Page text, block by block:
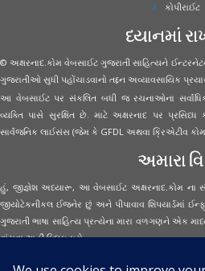
કોપીરાઈટ
ધ્યાનમાં
© અક્ષરનાદ.કોમ વેબસાઈટ ગુજરાતી સાહિત્યને
ગુજરાતીઓ સુધી પહોંચાડવાનો તદ્દન અવ્યાવસાયિક
આ વેબસાઈટ પર સંકલિત બધી જ રચનાઓના
વ્યક્તિ પાસે સુરક્ષિત છે. માટે અક્ષરનાદ પર
સાર્વજનિક લાઈસંસ (જેમ કે GFDL અથવા ક્રિએટીવ
અમારા
હું, જીજ્ઞેશ અધ્યારૂ, આ વેબસાઈટ અક્ષરનાદ.કોમ ના
જીયોટેકનીકલ ઈજનેર છું અને પીપાવાવ શિપયાર્ડમાં
ગુજરાતી ભાષા સાહિત્ય પ્રત્યેના મારા વળગણને એક
વાંચવાઅહીં ક્લિક કરો...
Secured Site